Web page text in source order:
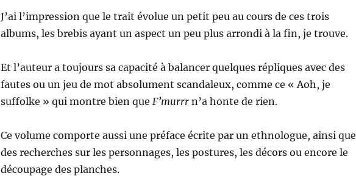
J’ai l’impression que le trait évolue un petit peu au cours de ces trois
albums, les brebis ayant un aspect un peu plus arrondi à la fin, je trouve.
Et l’auteur a toujours sa capacité à balancer quelques répliques avec des
fautes ou un jeu de mot absolument scandaleux, comme ce « Aoh, je
suffolke » qui montre bien que F’murrrn’a honte de rien.
Ce volume comporte aussi une préface écrite par un ethnologue, ainsi que
des recherches sur les personnages, les postures, les décors ou encore le
découpage des planches.